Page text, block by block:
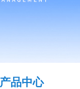
产品中心